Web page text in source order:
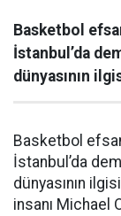
Basketbol
İstanbul’da
dünyasının
Basketbol
İstanbul’da
dünyasının
insanı Michael